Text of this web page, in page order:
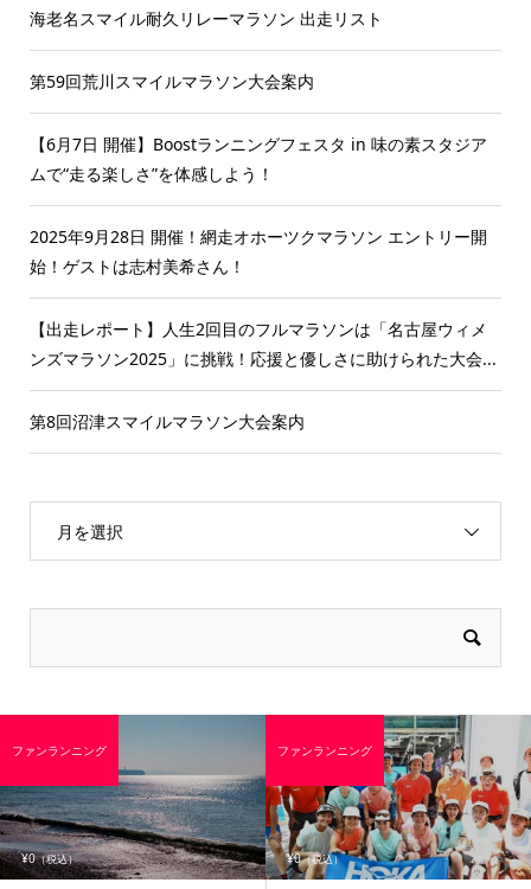
海老名スマイル耐久リレーマラソン 出走リスト
第59回荒川スマイルマラソン大会案内
【6月7日 開催】Boostランニングフェスタ in 味の素スタジア
ムで“走る楽しさ”を体感しよう！
2025年9月28日 開催！網走オホーツクマラソン エントリー開
始！ゲストは志村美希さん！
【出走レポート】人生2回目のフルマラソンは「名古屋ウィメ
ンズマラソン2025」に挑戦！応援と優しさに助けられた大会...
第8回沼津スマイルマラソン大会案内
月を選択
¥0（税込）
ファンランニング
¥0（税込）
ファンランニング